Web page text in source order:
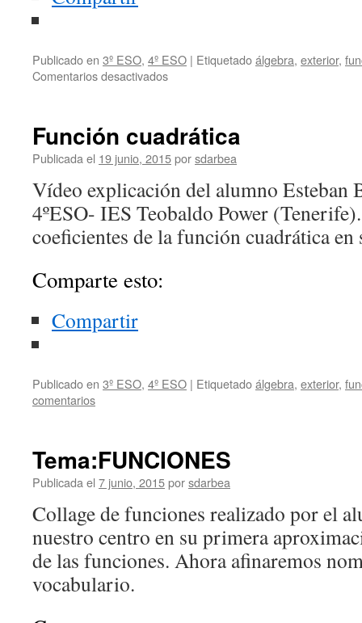
Publicado en 3º ESO, 4º ESO | Etiquetadoálgebra, exterior,
Comentarios desactivadosen
C
Función cuadrática
Publicada el 19 junio, 2015porsdarbea
Vídeo explicación del alumno Esteban
4ºESO- IES Teobaldo Power
coeficientes de la función cuadrática en
Comparte esto:
Compartir
Publicado en 3º ESO, 4º ESO | Etiquetadoálgebra, exterior,
comentarios
Tema:FUNCIONES
Publicada el 7 junio, 2015porsdarbea
Collage de funciones realizado por el
nuestro centro en su primera
de las funciones. Ahora afinaremos
vocabulario.